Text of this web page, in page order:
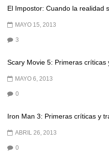
El Impostor: Cuando la realidad
MAYO 15, 2013
3
Scary Movie 5: Primeras críticas
MAYO 6, 2013
0
Iron Man 3: Primeras críticas y
ABRIL 26, 2013
0